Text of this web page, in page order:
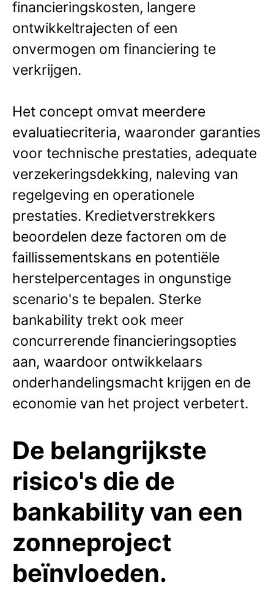
financieringskosten, langere
ontwikkeltrajecten of een
onvermogen om financiering te
verkrijgen.
Het concept omvat meerdere
evaluatiecriteria, waaronder garanties
voor technische prestaties, adequate
verzekeringsdekking, naleving van
regelgeving en operationele
prestaties. Kredietverstrekkers
beoordelen deze factoren om de
faillissementskans en potentiële
herstelpercentages in ongunstige
scenario's te bepalen. Sterke
bankability trekt ook meer
concurrerende financieringsopties
aan, waardoor ontwikkelaars
onderhandelingsmacht krijgen en de
economie van het project verbetert.
De belangrijkste
risico's die de
bankability van een
zonneproject
beïnvloeden.